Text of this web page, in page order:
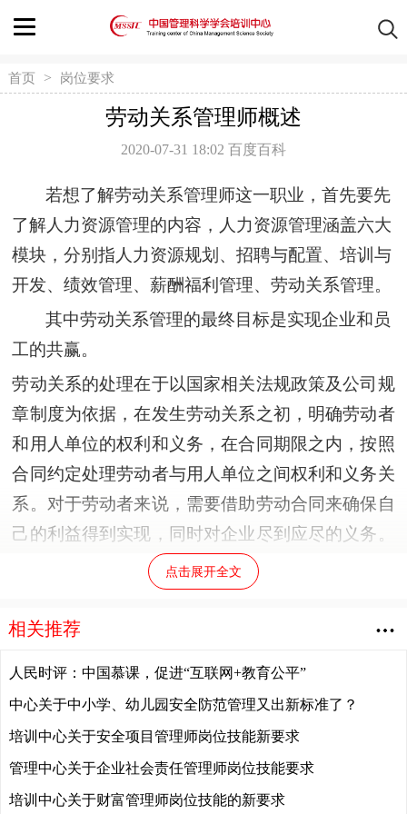
首页 > 岗位要求
劳动关系管理师概述
2020-07-31 18:02 百度百科
若想了解劳动关系管理师这一职业，首先要先
了解人力资源管理的内容， 人力资源管理涵盖六大
模块 ，分别指人力资源规划、招聘与配置、培训与
开发、绩效管理、薪酬福利管理、劳动关系管理。
其中劳动关系管理的最终目标是实现企业和员
工的共赢。
劳动关系的处理在于以国家相关法规政策及公司规
章制度为依据，在发生劳动关系之初，明确劳动者
和用人单位的权利和义务，在合同期限之内，按照
合同约定处理劳动者与用人单位之间权利和义务关
系。对于劳动者来说，需要借助劳动合同来确保自
己的利益得到实现，同时对企业尽到应尽的义务。
对于用人单位来说，劳动合同法规更多地在于规范
其用工行为，维护劳动者的基本利益。但是另一方
面也保障了用人单位的利益，包括对劳动者供职期
劳动者，以及合法规避劳动法规政策，为企业节约
人力资本支出等。总之，员工关系管理的目的在于
明确双方权利和义务，为企业业务开展提供一个稳
定和谐的环境，并通过公司战略目标的达成最终实
现企业和员工的共赢。
点击展开全文
相关推荐
人民时评：中国慕课，促进“互联网+教育公平”
中心关于中小学、幼儿园安全防范管理又出新标准了？
培训中心关于安全项目管理师岗位技能新要求
管理中心关于企业社会责任管理师岗位技能要求
培训中心关于财富管理师岗位技能的新要求